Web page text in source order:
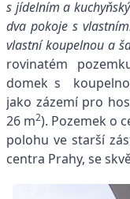
s jídelním a
dva pokoje s
vlastní koupelnou a
rovinatém
domek s
jako zázemí pro
26 m2). Pozemek o
polohu ve starší
centra Prahy, se